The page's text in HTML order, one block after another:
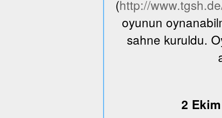
(http://
oyunun
sahne kuruldu.
2